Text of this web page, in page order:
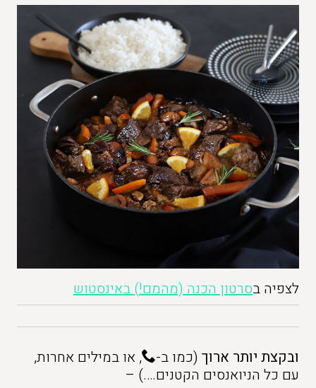
לצפיה בסרטון הכנה (מהמם!) באינסטוש
ובקצת יותר ארוך (כמו ב-
, או במילים אחרות,
עם כל הניואנסים הקטנים….) –